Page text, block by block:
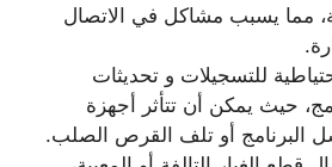
مما يسبب مشاكل في الاتصال
للتسجيلات و تحديثات
حيث يمكن أن تتأثر أجهزة
البرنامج أو تلف القرص الصلب.